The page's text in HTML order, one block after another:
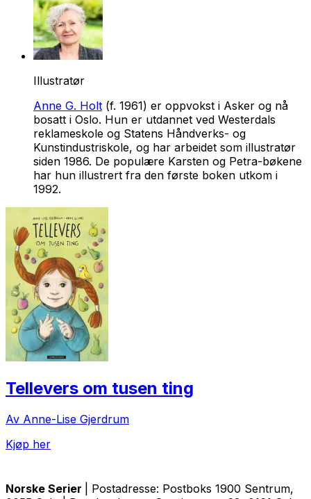
Illustratør
Anne G. Holt (f. 1961) er oppvokst i Asker og nå
bosatt i Oslo. Hun er utdannet ved Westerdals
reklameskole og Statens Håndverks- og
Kunstindustriskole, og har arbeidet som illustratør
siden 1986. De populære Karsten og Petra-bøkene
har hun illustrert fra den første boken utkom i
1992.
Tellevers om tusen ting
Av Anne-Lise Gjerdrum
Kjøp her
Norske Serier
| Postadresse: Postboks 1900 Sentrum,